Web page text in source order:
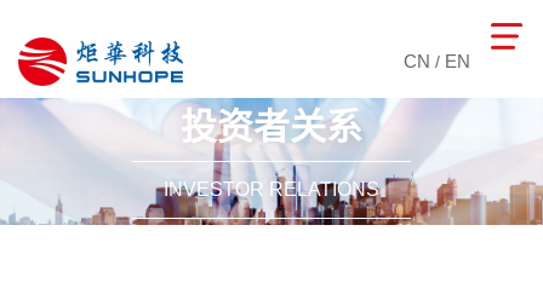
CN / EN
投资者关系
INVESTOR RELATIONS